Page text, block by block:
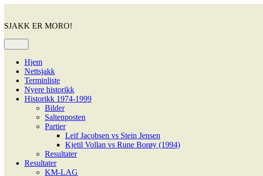
innhold
SJAKK ER MORO!
Meny
Hjem
Nettsjakk
Terminliste
Nyere historikk
Historikk 1974-1999
Bilder
Saltenposten
Partier
Leif Jacobsen vs Stein Jensen
Kjetil Vollan vs Rune Borøy (1994)
Resultater
Resultater
KM-LAG